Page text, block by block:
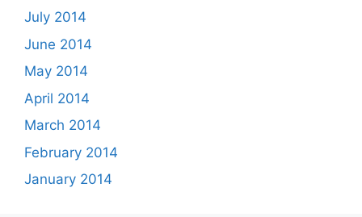
July 2014
June 2014
May 2014
April 2014
March 2014
February 2014
January 2014